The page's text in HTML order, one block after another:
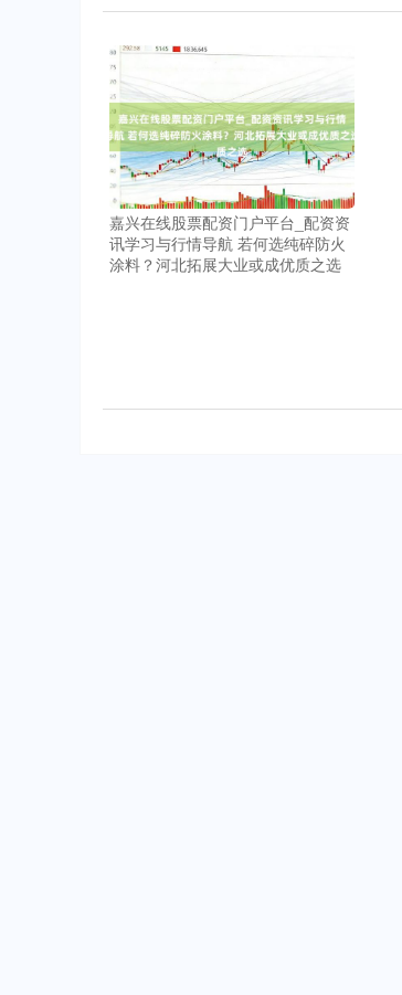
嘉兴在线股票配资门户平台_配资资
讯学习与行情导航 若何选纯碎防火
涂料？河北拓展大业或成优质之选